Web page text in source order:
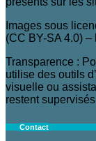
Images sous
(CC BY-SA 4.0)
Transparence :
utilise des outils
visuelle ou
restent
Contact